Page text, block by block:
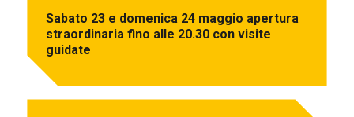
Sabato 23 e domenica 24 maggio apertura
straordinaria fino alle 20.30 con visite
guidate